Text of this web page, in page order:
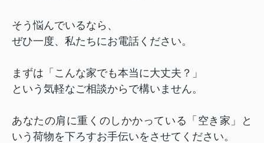
そう悩んでいるなら、
ぜひ一度、私たちにお電話ください。
まずは「こんな家でも本当に大丈夫？」
という気軽なご相談からで構いません。
あなたの肩に重くのしかかっている「空き家」と
いう荷物を下ろすお手伝いをさせてください。